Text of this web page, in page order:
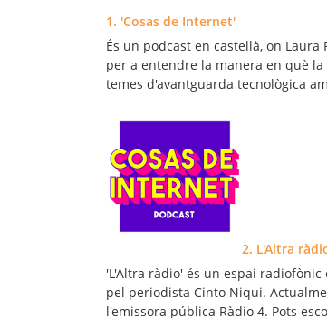
1. 'Cosas de Internet'
És un podcast en castellà, on Laura
per a entendre la manera en què
temes d'avantguarda tecnològica
2. L'Altra
'L'Altra ràdio' és un espai
pel periodista Cinto Niqui.
l'emissora pública Ràdio 4. Pots